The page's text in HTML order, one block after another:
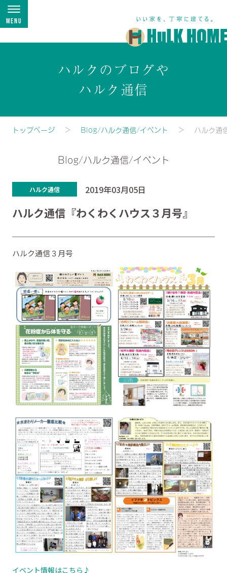
Menu
ハルクのブログや
ハルク通信
トップページ Blog/ハルク通信/イベント ハルク通
Blog/ハルク通信/イベント
ハルク通信 2019年03月05日
ハルク通信『わくわくハウス３月号』
ハルク通信３月号
イベント情報はこちら♪